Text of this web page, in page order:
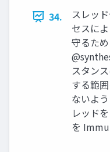
34.
スレッ
セスに
守るた
スタン
する範
ないよ
レッド
を